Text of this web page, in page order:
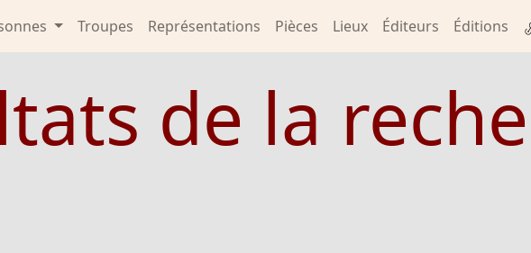
Troupes Représentations Pièces Lieux Éditeurs Éditions
de la